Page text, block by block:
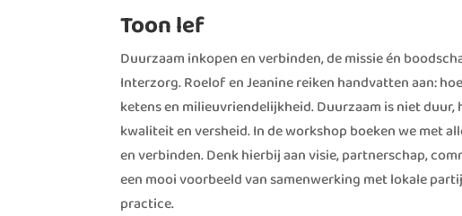
Toon lef
Duurzaam inkopen en verbinden, de missie én
Interzorg. Roelof en Jeanine reiken handvatten aan:
ketens en milieuvriendelijkheid. Duurzaam is niet
kwaliteit en versheid. In de workshop boeken we met
en verbinden. Denk hierbij aan visie, partnerschap,
een mooi voorbeeld van samenwerking met lokale
practice.